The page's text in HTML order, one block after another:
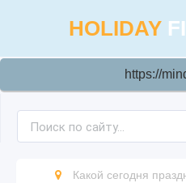
HOLIDAY
https://
Какой сегодня